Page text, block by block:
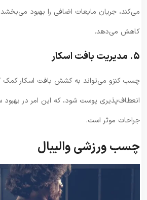
می‌کند، جریان مایعات اضافی را بهبود
کاهش می‌دهد.
5. مدیریت بافت اسکار
چسب کنزو می‌تواند به کشش بافت اسکار کمک
انعطاف‌پذیری پوست شود، که این امر در بهبود
جراحات موثر است.
چسب ورزشی والیبال